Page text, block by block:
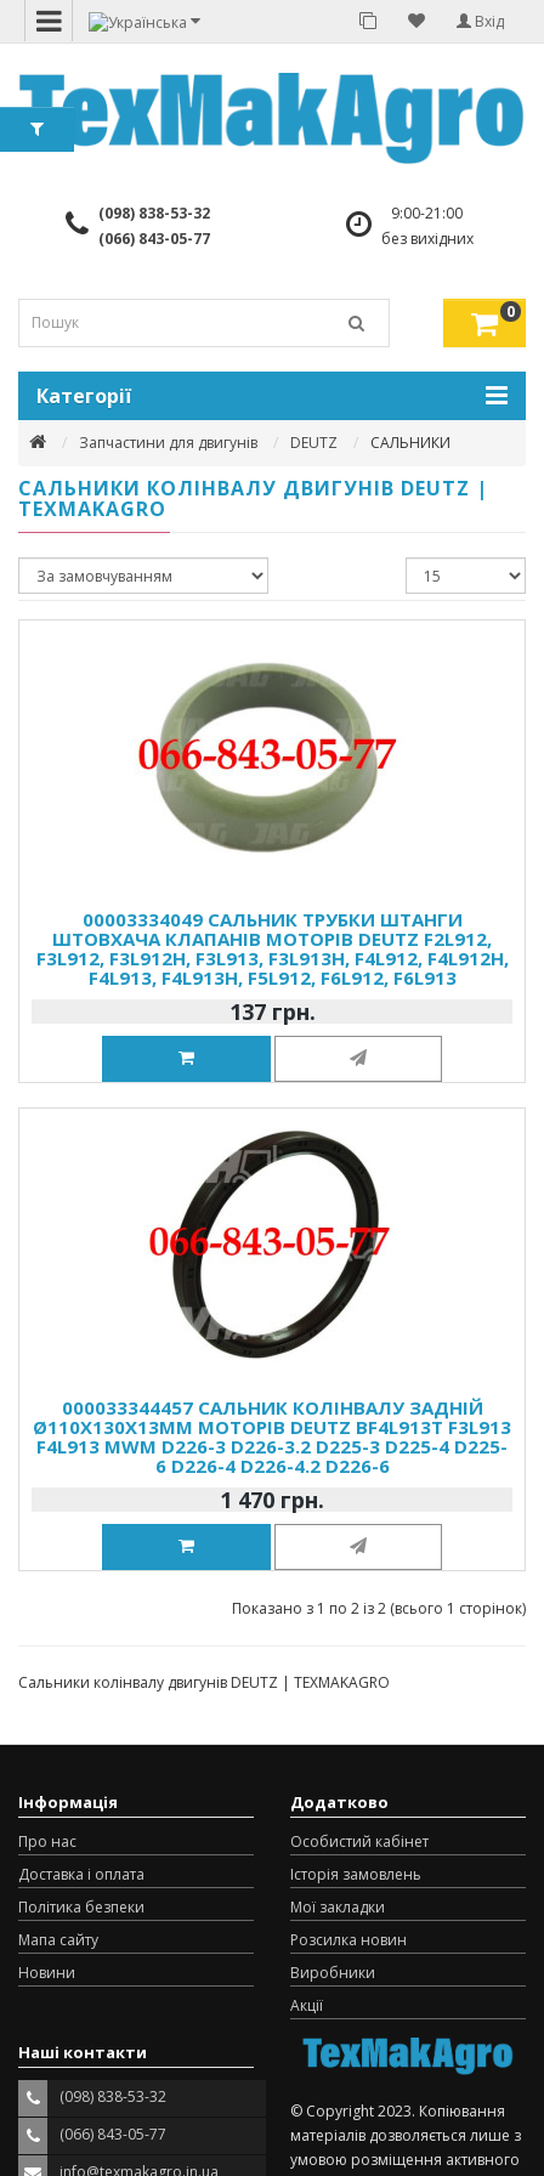
Вхід
(098) 838-53-32
(066) 843-05-77
9:00-21:00
без вихідних
0
Категорії
Запчастини для двигунів DEUTZ САЛЬНИКИ
САЛЬНИКИ КОЛІНВАЛУ ДВИГУНІВ DEUTZ |
TEXMAKAGRO
00003334049 САЛЬНИК ТРУБКИ ШТАНГИ
ШТОВХАЧА КЛАПАНІВ МОТОРІВ DEUTZ F2L912,
F3L912, F3L912H, F3L913, F3L913H, F4L912, F4L912H,
F4L913, F4L913H, F5L912, F6L912, F6L913
137 грн.
000033344457 САЛЬНИК КОЛІНВАЛУ ЗАДНІЙ
Ø110X130X13MM МОТОРІВ DEUTZ BF4L913T F3L913
F4L913 MWM D226-3 D226-3.2 D225-3 D225-4 D225-
6 D226-4 D226-4.2 D226-6
1 470 грн.
Показано з 1 по 2 із 2 (всього 1 сторінок)
Сальники колінвалу двигунів DEUTZ | TEXMAKAGRO
Інформація
Про нас
Доставка і оплата
Політика безпеки
Мапа сайту
Новини
Додатково
Особистий кабінет
Історія замовлень
Мої закладки
Розсилка новин
Виробники
Акції
Наші контакти
(098) 838-53-32
(066) 843-05-77
info@texmakagro.in.ua
© Copyright 2023. Копіювання
матеріалів дозволяється лише з
умовою розміщення активного